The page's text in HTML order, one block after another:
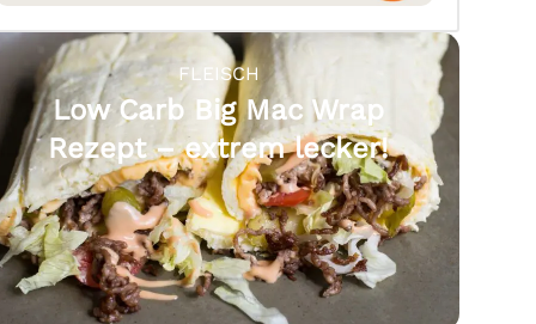
FLEISCH
Low Carb Big Mac Wrap
Rezept – extrem lecker!